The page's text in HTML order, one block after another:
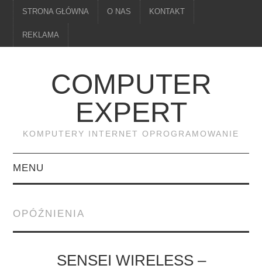
STRONA GŁÓWNA O NAS KONTAKT
REKLAMA
COMPUTER
EXPERT
KOMPUTERY INTERNET OPROGRAMOWANIE
MENU
MONITORY
OPÓŹNIENIA
SENSEI WIRELESS –